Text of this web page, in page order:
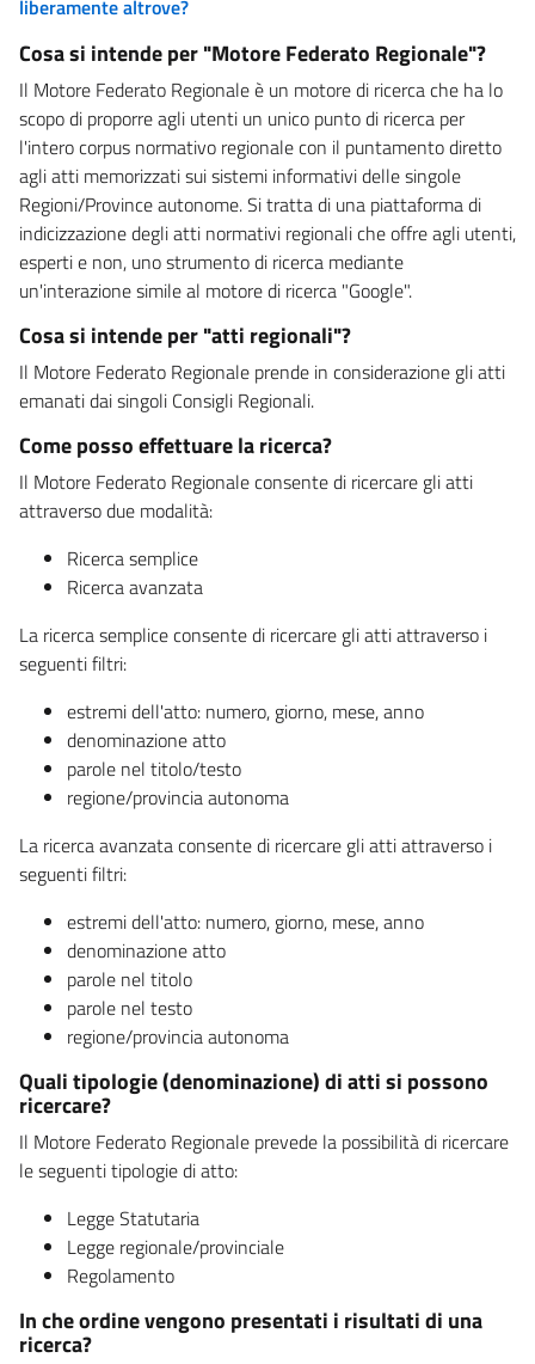
liberamente altrove?
Cosa si intende per "Motore Federato Regionale"?
Il Motore Federato Regionale è un motore di ricerca che ha lo
scopo di proporre agli utenti un unico punto di ricerca per
l'intero corpus normativo regionale con il puntamento diretto
agli atti memorizzati sui sistemi informativi delle singole
Regioni/Province autonome. Si tratta di una piattaforma di
indicizzazione degli atti normativi regionali che offre agli utenti,
esperti e non, uno strumento di ricerca mediante
un'interazione simile al motore di ricerca "Google".
Cosa si intende per "atti regionali"?
Il Motore Federato Regionale prende in considerazione gli atti
emanati dai singoli Consigli Regionali.
Come posso effettuare la ricerca?
Il Motore Federato Regionale consente di ricercare gli atti
attraverso due modalità:
Ricerca semplice
Ricerca avanzata
La ricerca semplice consente di ricercare gli atti attraverso i
seguenti filtri:
estremi dell'atto: numero, giorno, mese, anno
denominazione atto
parole nel titolo/testo
regione/provincia autonoma
La ricerca avanzata consente di ricercare gli atti attraverso i
seguenti filtri:
estremi dell'atto: numero, giorno, mese, anno
denominazione atto
parole nel titolo
parole nel testo
regione/provincia autonoma
Quali tipologie (denominazione) di atti si possono
ricercare?
Il Motore Federato Regionale prevede la possibilità di ricercare
le seguenti tipologie di atto:
Legge Statutaria
Legge regionale/provinciale
Regolamento
In che ordine vengono presentati i risultati di una
ricerca?